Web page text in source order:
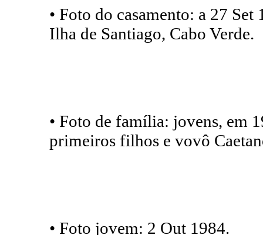
• Foto do casamento: a 27
Ilha de Santiago, Cabo Verde.
• Foto de família: jovens, em
primeiros filhos e vovô
• Foto jovem: 2 Out 1984.